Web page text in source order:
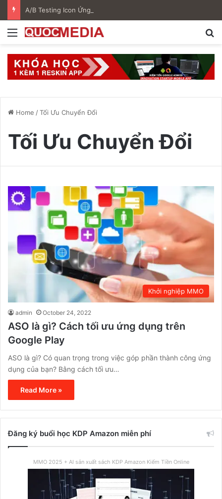
Menu
Home /Tối Ưu Chuyển Đổi
Tối Ưu Chuyển Đổi
Khởi nghiệp MMO
admin October 24, 2022
ASO là gì? Cách tối ưu ứng dụng trên
Google Play
ASO là gì? Có quan trọng trong việc góp phần thành công ứng
dụng của bạn? Bằng cách tối ưu…
Read More »
Đăng ký buổi học KDP Amazon miễn phí
MMO 2025 + AI sản xuất sách KDP Amazon Kiếm Tiền Online